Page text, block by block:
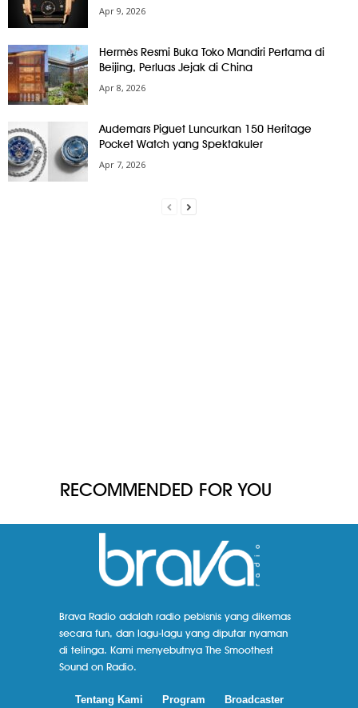
Apr 9, 2026
Hermès Resmi Buka Toko Mandiri Pertama di
Beijing, Perluas Jejak di China
Apr 8, 2026
Audemars Piguet Luncurkan 150 Heritage
Pocket Watch yang Spektakuler
Apr 7, 2026
RECOMMENDED FOR YOU
Brava Radio adalah radio pebisnis yang dikemas
secara fun, dan lagu-lagu yang diputar nyaman
di telinga. Kami menyebutnya The Smoothest
Sound on Radio.
Tentang Kami Program Broadcaster